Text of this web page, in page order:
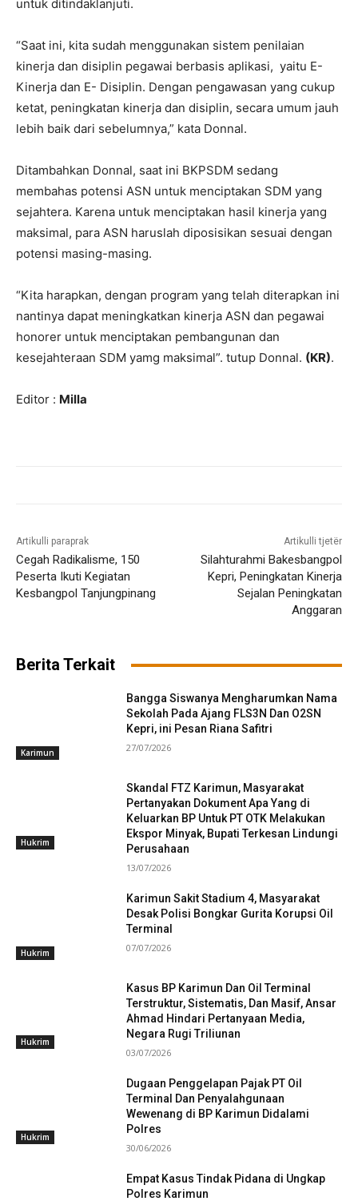
untuk ditindaklanjuti.
“Saat ini, kita sudah menggunakan sistem penilaian
kinerja dan disiplin pegawai berbasis aplikasi, yaitu E-
Kinerja dan E- Disiplin. Dengan pengawasan yang cukup
ketat, peningkatan kinerja dan disiplin, secara umum jauh
lebih baik dari sebelumnya,” kata Donnal.
Ditambahkan Donnal, saat ini BKPSDM sedang
membahas potensi ASN untuk menciptakan SDM yang
sejahtera. Karena untuk menciptakan hasil kinerja yang
maksimal, para ASN haruslah diposisikan sesuai dengan
potensi masing-masing.
“Kita harapkan, dengan program yang telah diterapkan ini
nantinya dapat meningkatkan kinerja ASN dan pegawai
honorer untuk menciptakan pembangunan dan
kesejahteraan SDM yamg maksimal”. tutup Donnal. (KR).
Editor : Milla
Artikulli paraprak
Cegah Radikalisme, 150
Peserta Ikuti Kegiatan
Kesbangpol Tanjungpinang
Artikulli tjetër
Silahturahmi Bakesbangpol
Kepri, Peningkatan Kinerja
Sejalan Peningkatan
Anggaran
Berita Terkait
Karimun
Bangga Siswanya Mengharumkan Nama
Sekolah Pada Ajang FLS3N Dan O2SN
Kepri, ini Pesan Riana Safitri
27/07/2026
Hukrim
Skandal FTZ Karimun, Masyarakat
Pertanyakan Dokument Apa Yang di
Keluarkan BP Untuk PT OTK Melakukan
Ekspor Minyak, Bupati Terkesan Lindungi
Perusahaan
13/07/2026
Hukrim
Karimun Sakit Stadium 4, Masyarakat
Desak Polisi Bongkar Gurita Korupsi Oil
Terminal
07/07/2026
Hukrim
Kasus BP Karimun Dan Oil Terminal
Terstruktur, Sistematis, Dan Masif, Ansar
Ahmad Hindari Pertanyaan Media,
Negara Rugi Triliunan
03/07/2026
Hukrim
Dugaan Penggelapan Pajak PT Oil
Terminal Dan Penyalahgunaan
Wewenang di BP Karimun Didalami
Polres
30/06/2026
Empat Kasus Tindak Pidana di Ungkap
Polres Karimun